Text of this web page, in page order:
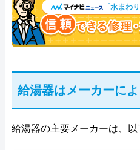
ャリスト。
給湯器はメーカーに
給湯器の主要メーカーは、以